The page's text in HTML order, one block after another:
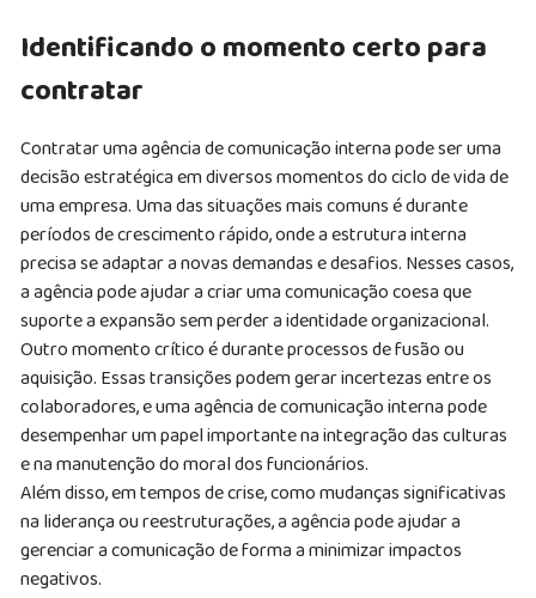
Identificando o momento certo para
contratar
Contratar uma agência de comunicação interna pode ser uma
decisão estratégica em diversos momentos do ciclo de vida de
uma empresa.Uma das situações mais comuns é durante
períodos de crescimento rápido, onde a estrutura interna
precisa se adaptar a novas demandas e desafios. Nesses casos,
a agência pode ajudar a criar uma comunicação coesa que
suporte a expansão sem perder a identidade organizacional.
Outro momento crítico é durante processos de fusão ou
aquisição. Essas transições podem gerar incertezas entre os
colaboradores, e uma agência de comunicação interna pode
desempenhar um papel importante na integração das culturas
e na manutenção do moral dos funcionários.
Além disso, em tempos de crise, como mudanças significativas
na liderança ou reestruturações, a agência pode ajudar a
gerenciar a comunicação de forma a minimizar impactos
negativos.